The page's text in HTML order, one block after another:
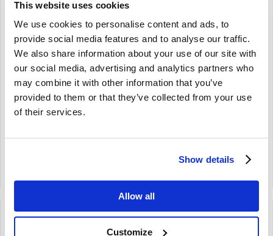
This website uses cookies
We use cookies to personalise content and ads, to
provide social media features and to analyse our traffic.
We also share information about your use of our site with
our social media, advertising and analytics partners who
may combine it with other information that you’ve
provided to them or that they’ve collected from your use
of their services.
Show details
Allow all
Customize
Onderhoud set Classic
Volvo Amazon 210 142 144
145 1277747
210 Ama P1800 142 144 145
Onderhoud set voor uw B18A of
B20A
Onderhoud set Plus: 850
S70 V70 Volvo 850 S/V70
(-00) 10V zonder turbo
8642660
De verwachte levertijd is 1 tot 2
weken
850 S70 V70 (-00)
Artikelnummer: 8642660-KIT3